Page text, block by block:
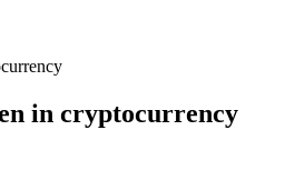
in cryptocurrency